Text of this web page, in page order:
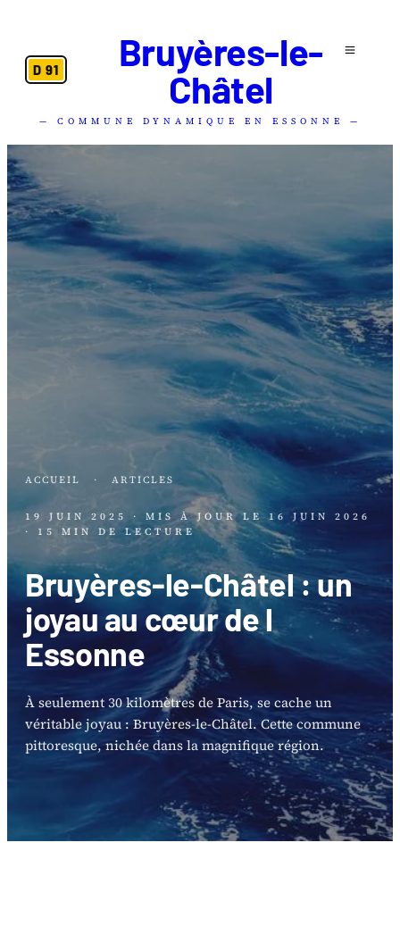
D 91
Bruyères-le-
Châtel
— COMMUNE DYNAMIQUE EN ESSONNE —
ACCUEIL · ARTICLES
19 JUIN 2025 · MIS À JOUR LE16 JUIN 2026
· 15 MIN DE LECTURE
Bruyères-le-Châtel : un
joyau au cœur de l
Essonne
À seulement 30 kilomètres de Paris, se cache un
véritable joyau : Bruyères-le-Châtel. Cette commune
pittoresque, nichée dans la magnifique région.